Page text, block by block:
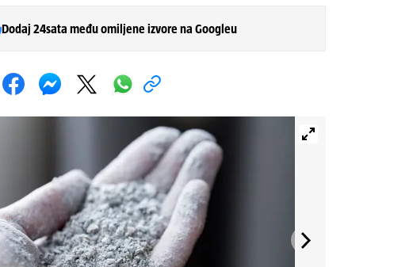
Dodaj 24sata među omiljene izvore na Googleu